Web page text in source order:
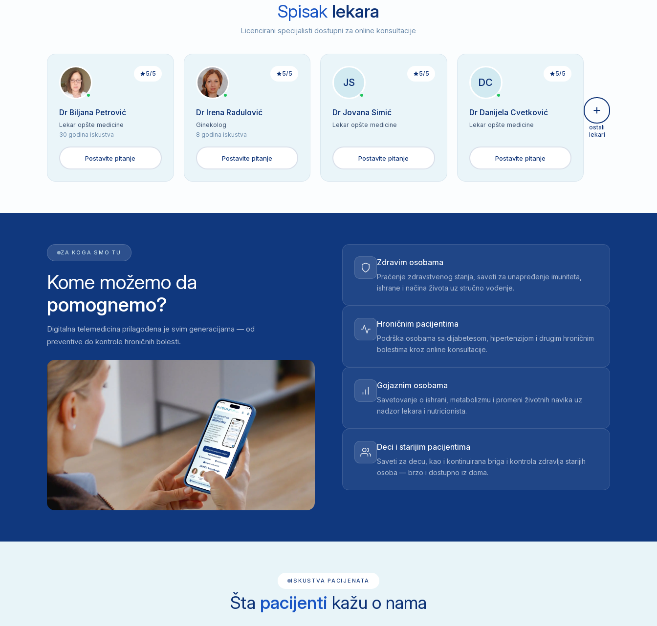
Spisak lekara
Licencirani specijalisti dostupni za online konsultacije
5/5
Dr Biljana Petrović
Lekar opšte medicine
30 godina iskustva
Postavite pitanje
5/5
Dr Irena Radulović
Ginekolog
8 godina iskustva
Postavite pitanje
JS
5/5
Dr Jovana Simić
Lekar opšte medicine
Postavite pitanje
DC
5/5
Dr Danijela Cvetković
Lekar opšte medicine
Postavite pitanje
ostali
lekari
ZA KOGA SMO TU
Kome možemo da
pomognemo?
Digitalna telemedicina prilagođena je svim generacijama — od
preventive do kontrole hroničnih bolesti.
Zdravim osobama
Praćenje zdravstvenog stanja, saveti za unapređenje imuniteta,
ishrane i načina života uz stručno vođenje.
Hroničnim pacijentima
Podrška osobama sa dijabetesom, hipertenzijom i drugim hroničnim
bolestima kroz online konsultacije.
Gojaznim osobama
Savetovanje o ishrani, metabolizmu i promeni životnih navika uz
nadzor lekara i nutricionista.
Deci i starijim pacijentima
Saveti za decu, kao i kontinuirana briga i kontrola zdravlja starijih
osoba — brzo i dostupno iz doma.
ISKUSTVA PACIJENATA
Šta pacijenti kažu o nama